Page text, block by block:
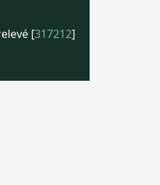
[317212]